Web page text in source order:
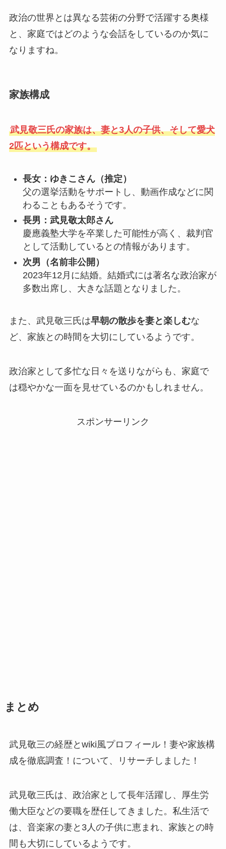
政治の世界とは異なる芸術の分野で活躍する奥様
と、家庭ではどのような会話をしているのか気に
なりますね。
家族構成
武見敬三氏の家族は、妻と3人の子供、そして愛犬
2匹という構成です。
長女：ゆきこさん（推定）
父の選挙活動をサポートし、動画作成などに関
わることもあるそうです。
長男：武見敬太郎さん
慶應義塾大学を卒業した可能性が高く、裁判官
として活動しているとの情報があります。
次男（名前非公開）
2023年12月に結婚。結婚式には著名な政治家が
多数出席し、大きな話題となりました。
また、武見敬三氏は早朝の散歩を妻と楽しむな
ど、家族との時間を大切にしているようです。
政治家として多忙な日々を送りながらも、家庭で
は穏やかな一面を見せているのかもしれません。
スポンサーリンク
まとめ
武見敬三の経歴とwiki風プロフィール！妻や家族構
成を徹底調査！について、リサーチしました！
武見敬三氏は、政治家として長年活躍し、厚生労
働大臣などの要職を歴任してきました。私生活で
は、音楽家の妻と3人の子供に恵まれ、家族との時
間も大切にしているようです。